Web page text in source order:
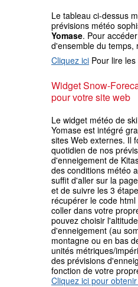
Le tableau ci-dessus
prévisions météo
Yomase. Pour
d'ensemble du temps,
Cliquez ici Pour lire
Widget Snow-
pour votre site web
Le widget météo de
Yomase est intégré
sites Web externes. Il
quotidien de nos
d'enneigement de
des conditions météo
suffit d'aller sur la
et de suivre les 3
récupérer le code
coller dans votre
pouvez choisir
d'enneigement (au
montagne ou en bas
unités métriques/
des prévisions
fonction de votre
Cliquez ici pour